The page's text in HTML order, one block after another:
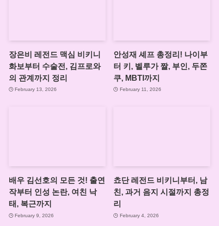
장은비 레전드 맥심 비키니
화보부터 수술전, 김프로와
의 관계까지 정리
February 13, 2026
안성재 셰프 총정리! 나이부
터 키, 벨루가 짤, 부인, 두쫀
쿠, MBTI까지
February 11, 2026
배우 김선호의 모든 것! 출연
작부터 인성 논란, 여친 낙
태, 복근까지
February 9, 2026
쵸단 레전드 비키니부터, 남
친, 과거 음지 시절까지 총정
리
February 4, 2026